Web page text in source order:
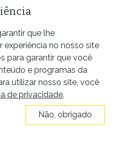
Site desenvolvido por
que lhe
no nosso site
para garantir que você
e programas da
utilizar nosso site, você
de privacidade.
Não, obrigado